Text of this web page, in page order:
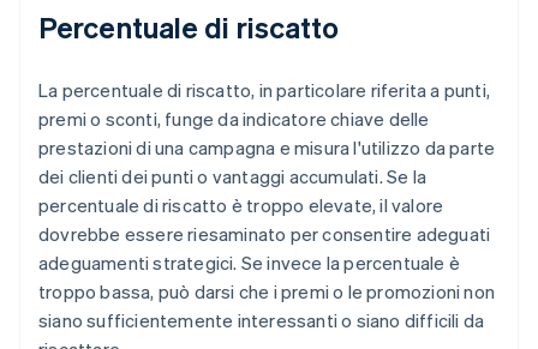
Percentuale di riscatto
La percentuale di riscatto, in particolare riferita a punti,
premi o sconti, funge da indicatore chiave delle
prestazioni di una campagna e misura l'utilizzo da parte
dei clienti dei punti o vantaggi accumulati. Se la
percentuale di riscatto è troppo elevate, il valore
dovrebbe essere riesaminato per consentire adeguati
adeguamenti strategici. Se invece la percentuale è
troppo bassa, può darsi che i premi o le promozioni non
siano sufficientemente interessanti o siano difficili da